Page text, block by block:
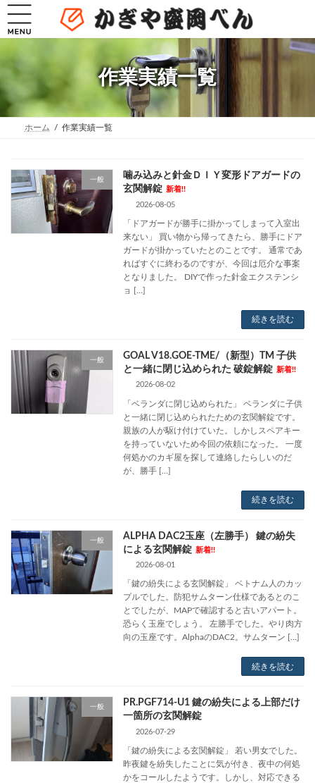
コ
テ
へ
ッ
プ
ナ
ゲ
ョ
移
動
作業実績一覧
ホーム 作業実績一覧
一般
噛み込みと針金ＤＩＹ変形ドアガードの
玄関解錠 新着!!
2026-08-05
「ドアガードが勝手に掛かってしまって入室出
来ない」 買い物から帰ってきたら、勝手にドア
ガードが掛かっていたとのことです。 通常であ
ればすぐに終わるのですが、今回は厄介な事案
となりました。 DIYで作った針金エクステンシ
ョ […]
続きを読む
一般
GOAL V18.GOE-TME/（新型）TM 子供
と一緒に閉じ込められた 破錠解錠 新着!!
2026-08-02
「ベランダに閉じ込められた」 ベランダに子供
と一緒に閉じ込められたための玄関解錠です。
親族の人が駆け付けていた。しかしスペアキー
を持っていないため今回の依頼になった。 一度
何処かのカギ屋を探して連絡したらしいのだ
が、勝手 […]
続きを読む
一般
ALPHA DAC2玉座（左勝手） 鍵の紛失
による玄関解錠 新着!!
2026-08-01
「鍵の紛失による玄関解錠」 ベトナム人のカッ
プルでした。防犯サムターン仕様であるとのこ
とでしたが、MAPで確認すると古いアパート。
恐らく玉座でしょう。 左勝手でした。やり肉方
向の玉座です。AlphaのDAC2。サムターン […]
続きを読む
一般
PR.PGF714-U1 鍵の紛失による上部だけ
一箇所の玄関解錠
2026-07-29
「鍵の紛失による玄関解錠」 若い男女でした。
昨夜鍵を紛失したことに気が付き、夜中の何処
かをコールしたようです。しかし、対応できる